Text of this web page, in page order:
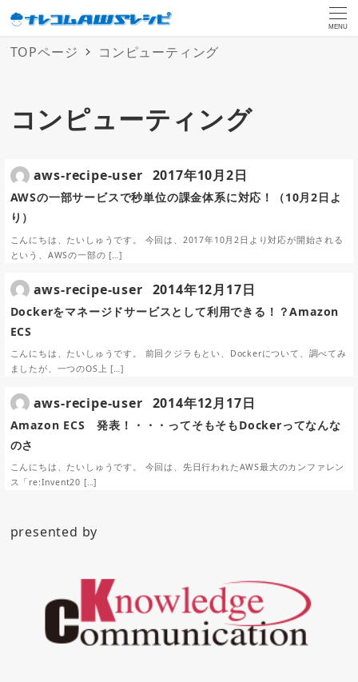
MENU
TOPページ コンピューティング
コンピューティング
AWSの一部サービスで秒単位の課金体系に対応！（10月2日よ
り）
こんにちは、たいしゅうです。 今回は、2017年10月2日より対応が開始される
という、AWSの一部の […]
aws-recipe-user 2017年10月2日
Dockerをマネージドサービスとして利用できる！？Amazon
ECS
こんにちは、たいしゅうです。 前回クジラもとい、Dockerについて、調べてみ
ましたが、一つのOS上 […]
aws-recipe-user 2014年12月17日
Amazon ECS 発表！・・・ってそもそもDockerってなんな
のさ
こんにちは、たいしゅうです。 今回は、先日行われたAWS最大のカンファレン
ス「re:Invent20 […]
aws-recipe-user 2014年12月17日
presented by